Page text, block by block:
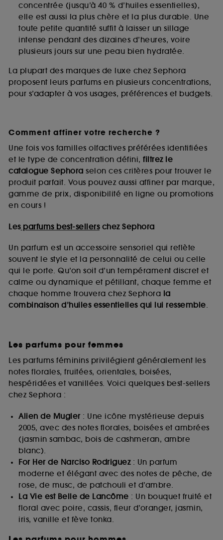
concentrée (jusqu’à 40 % d’huiles essentielles),
elle est aussi la plus chère et la plus durable. Une
toute petite quantité suffit à laisser un sillage
intense pendant des dizaines d’heures, voire
plusieurs jours sur une peau bien hydratée.
La plupart des marques de luxe chez Sephora
proposent leurs parfums en plusieurs concentrations,
pour s’adapter à vos usages, préférences et budgets.
Comment affiner votre recherche ?
Une fois vos familles olfactives préférées identifiées
et le type de concentration défini, filtrez le
catalogue Sephora selon ces critères pour trouver le
produit parfait. Vous pouvez aussi affiner par marque,
gamme de prix, disponibilité en ligne ou promotions
en cours !
Lesparfums best-sellerschez Sephora
Un parfum est un accessoire sensoriel qui reflète
souvent le style et la personnalité de celui ou celle
qui le porte. Qu’on soit d’un tempérament discret et
calme ou dynamique et pétillant, chaque femme et
chaque homme trouvera chez Sephora la
combinaison d’huiles essentielles qui lui ressemble.
Les parfums pour femmes
Les parfums féminins privilégient généralement les
notes florales, fruitées, orientales, boisées,
hespéridées et vanillées. Voici quelques best-sellers
chez Sephora :
Alien de Mugler: Une icône mystérieuse depuis
2005, avec des notes florales, boisées et ambrées
(jasmin sambac, bois de cashmeran, ambre
blanc).
For Her de Narciso Rodriguez: Un parfum
moderne et élégant avec des notes de pêche, de
rose, de musc, de patchouli et d’ambre.
La Vie est Belle de Lancôme : Un bouquet fruité et
floral avec poire, cassis, fleur d’oranger, jasmin,
iris, vanille et fève tonka.